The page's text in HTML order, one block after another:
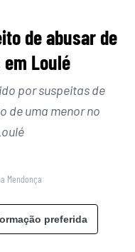
de abusar de
em Loulé
por suspeitas de
de uma menor no
Mendonça
preferida